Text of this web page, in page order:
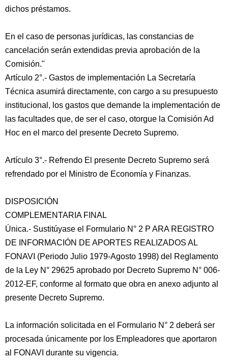
dichos préstamos.
En el caso de personas jurídicas, las constancias de
cancelación serán extendidas previa aprobación de la
Comisión."
Artículo 2°.- Gastos de implementación La Secretaría
Técnica asumirá directamente, con cargo a su presupuesto
institucional, los gastos que demande la implementación de
las facultades que, de ser el caso, otorgue la Comisión Ad
Hoc en el marco del presente Decreto Supremo.
Artículo 3°.- Refrendo El presente Decreto Supremo será
refrendado por el Ministro de Economía y Finanzas.
DISPOSICIÓN
COMPLEMENTARIA FINAL
Única.- Sustitúyase el Formulario N° 2 P ARA REGISTRO
DE INFORMACIÓN DE APORTES REALIZADOS AL
FONAVI (Periodo Julio 1979-Agosto 1998) del Reglamento
de la Ley N° 29625 aprobado por Decreto Supremo N° 006-
2012-EF, conforme al formato que obra en anexo adjunto al
presente Decreto Supremo.
La información solicitada en el Formulario N° 2 deberá ser
procesada únicamente por los Empleadores que aportaron
al FONAVI durante su vigencia.